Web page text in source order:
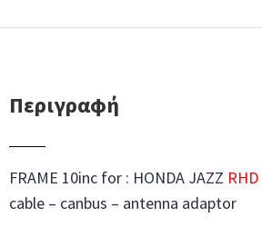
Περιγραφή
FRAME 10inc for : HONDA JAZZ RHD
cable – canbus – antenna adaptor